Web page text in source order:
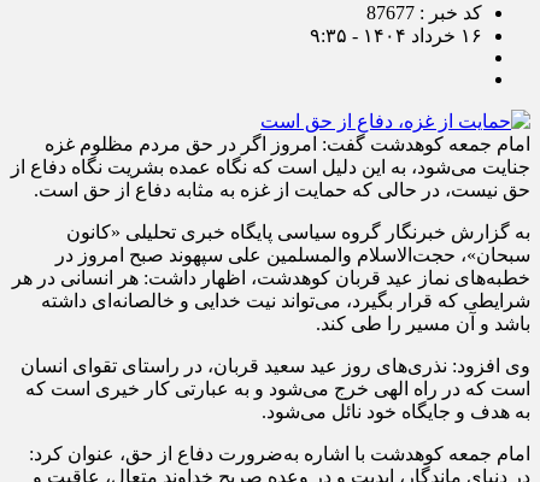
کد خبر : 87677
۱۶ خرداد ۱۴۰۴ - ۹:۳۵
امام جمعه کوهدشت گفت: امروز اگر در حق مردم مظلوم غزه
جنایت می‌شود، به این دلیل است که نگاه عمده بشریت نگاه دفاع از
حق نیست، در حالی‌ که حمایت از غزه به مثابه دفاع از حق است.
به گزارش خبرنگار گروه سیاسی پایگاه خبری تحلیلی «کانون
سبحان»، حجت‌الاسلام‌ والمسلمین علی سپهوند صبح امروز در
خطبه‌های نماز عید قربان کوهدشت، اظهار داشت: هر انسانی در هر
شرایطی که قرار بگیرد، می‌تواند نیت خدایی و خالصانه‌ای داشته
باشد و آن مسیر را طی کند.
وی افزود: نذری‌های روز عید سعید قربان، در راستای تقوای انسان
است که در راه الهی خرج می‌شود و به عبارتی کار خیری است که
به هدف و جایگاه خود نائل می‌شود.
امام جمعه کوهدشت با اشاره به‌ضرورت دفاع از حق، عنوان کرد:
در دنیای ماندگار، ابدیت و در وعده صریح خداوند متعال، عاقبت و